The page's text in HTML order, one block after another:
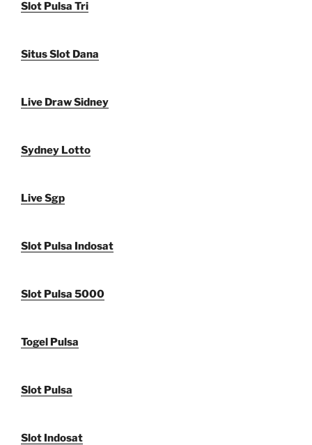
Slot Pulsa Tri
Situs Slot Dana
Live Draw Sidney
Sydney Lotto
Live Sgp
Slot Pulsa Indosat
Slot Pulsa 5000
Togel Pulsa
Slot Pulsa
Slot Indosat